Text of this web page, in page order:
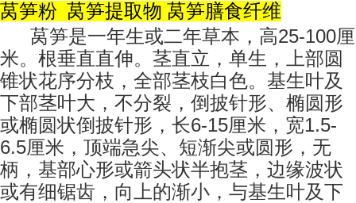
莴笋粉 莴笋提取物 莴笋膳食纤维
莴笋是一年生或二年草本，高25-100厘
米。根垂直直伸。茎直立，单生，上部圆
锥状花序分枝，全部茎枝白色。基生叶及
下部茎叶大，不分裂，倒披针形、椭圆形
或椭圆状倒披针形，长6-15厘米，宽1.5-
6.5厘米，顶端急尖、短渐尖或圆形，无
柄，基部心形或箭头状半抱茎，边缘波状
或有细锯齿，向上的渐小，与基生叶及下